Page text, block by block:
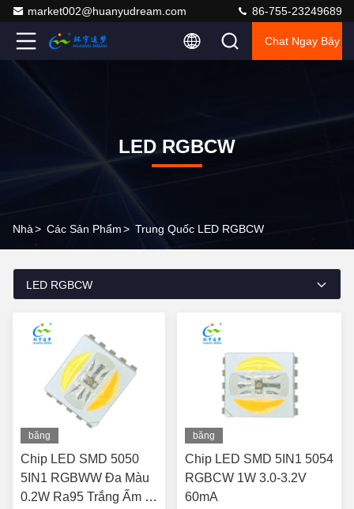
market002@huanyudream.com 86-755-23249689
Chat Ngay Bây
LED RGBCW
Nhà> Các Sản Phẩm> Trung Quốc LED RGBCW
LED RGBCW
băng
hình
Chip LED SMD 5050
5IN1 RGBWW Đa Màu
0.2W Ra95 Trắng Ấm và
băng
hình
Chip LED SMD 5IN1 5054
RGBCW 1W 3.0-3.2V
60mA